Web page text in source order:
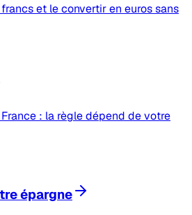
et le convertir en euros sans
: la règle dépend de votre
épargne